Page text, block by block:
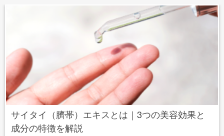
サイタイ（臍帯）エキスとは｜3つの美容効果と
成分の特徴を解説